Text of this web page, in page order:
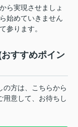
ら実現させましょ
始めていきません
参ります。
すすめポイン
の方は、こちらから
用意して、お待ちし